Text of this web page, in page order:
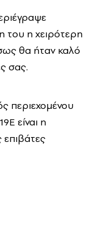
του η χειρότερη
θα ήταν καλό
σας.
περιεχομένου
είναι η
επιβάτες